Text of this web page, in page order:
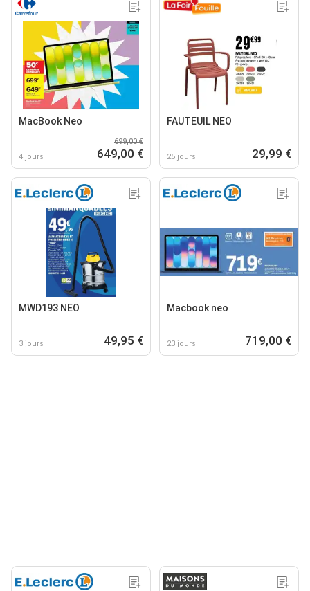
MacBook Neo
4 jours
699,00 €
649,00 €
FAUTEUIL NEO
25 jours 29,99 €
MWD193 NEO
3 jours 49,95 €
Macbook neo
23 jours 719,00 €